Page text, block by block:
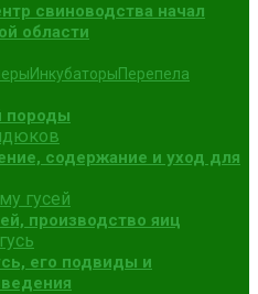
свиноводства начал
области
ИнкубаторыПерепела
породы
содержание и уход для
производство яиц
его подвиды и